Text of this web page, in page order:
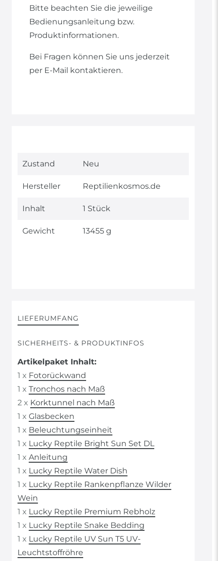
Bitte beachten Sie die jeweilige
Bedienungsanleitung bzw.
Produktinformationen.
Bei Fragen können Sie uns jederzeit
per E-Mail kontaktieren.
Technisches
Wert
Zustand Neu
Hersteller Reptilienkosmos.de
Inhalt 1 Stück
Gewicht 13455 g
LIEFERUMFANG
SICHERHEITS- & PRODUKTINFOS
Artikelpaket Inhalt:
1 x Fotorückwand
1 x Tronchos nach Maß
2 x Korktunnel nach Maß
1 x Glasbecken
1 x Beleuchtungseinheit
1 x Lucky Reptile Bright Sun Set DL
1 x Anleitung
1 x Lucky Reptile Water Dish
1 x Lucky Reptile Rankenpflanze Wilder
Wein
1 x Lucky Reptile Premium Rebholz
1 x Lucky Reptile Snake Bedding
1 x Lucky Reptile UV Sun T5 UV-
Leuchtstoffröhre